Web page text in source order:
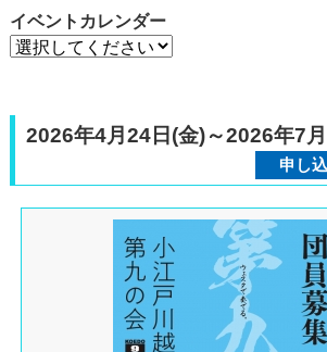
イベントカレンダー
2026年4月24日(金)～2026年7
申し